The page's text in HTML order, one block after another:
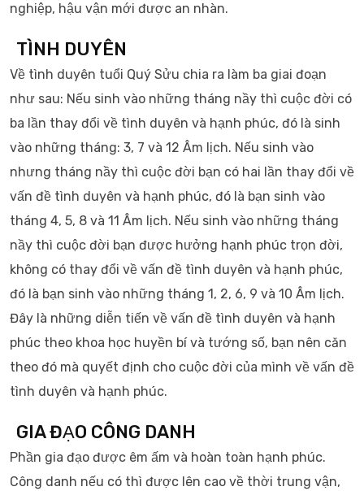
nghiệp, hậu vận mới được an nhàn.
TÌNH DUYÊN
Về tình duyên tuổi Quý Sửu chia ra làm ba giai đoạn
như sau: Nếu sinh vào những tháng nầy thì cuộc đời có
ba lần thay đổi về tình duyên và hạnh phúc, đó là sinh
vào những tháng: 3, 7 và 12 Âm lịch. Nếu sinh vào
nhưng tháng nầy thì cuộc đời bạn có hai lần thay đổi về
vấn đề tình duyên và hạnh phúc, đó là bạn sinh vào
tháng 4, 5, 8 và 11 Âm lịch. Nếu sinh vào những tháng
nầy thì cuộc đời bạn được hưởng hạnh phúc trọn đời,
không có thay đổi về vấn đề tình duyên và hạnh phúc,
đó là bạn sinh vào những tháng 1, 2, 6, 9 và 10 Âm lịch.
Đây là những diễn tiến về vấn đề tình duyên và hạnh
phúc theo khoa học huyền bí và tướng số, bạn nên căn
theo đó mà quyết định cho cuộc đời của mình về vấn đề
tình duyên và hạnh phúc.
GIA ĐẠO CÔNG DANH
Phần gia đạo được êm ấm và hoàn toàn hạnh phúc.
Công danh nếu có thì được lên cao về thời trung vận,